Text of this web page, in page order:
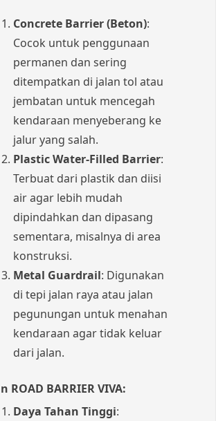
Concrete Barrier (Beton):
Cocok untuk penggunaan
permanen dan sering
ditempatkan di jalan tol atau
jembatan untuk mencegah
kendaraan menyeberang ke
jalur yang salah.
Plastic Water-Filled Barrier:
Terbuat dari plastik dan diisi
air agar lebih mudah
dipindahkan dan dipasang
sementara, misalnya di area
konstruksi.
Metal Guardrail: Digunakan
di tepi jalan raya atau jalan
pegunungan untuk menahan
kendaraan agar tidak keluar
dari jalan.
ROAD BARRIER VIVA:
Daya Tahan Tinggi: